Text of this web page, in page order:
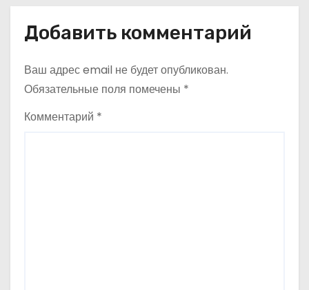
я
м
Добавить комментарий
Ваш адрес email не будет опубликован.
Обязательные поля помечены *
Комментарий *